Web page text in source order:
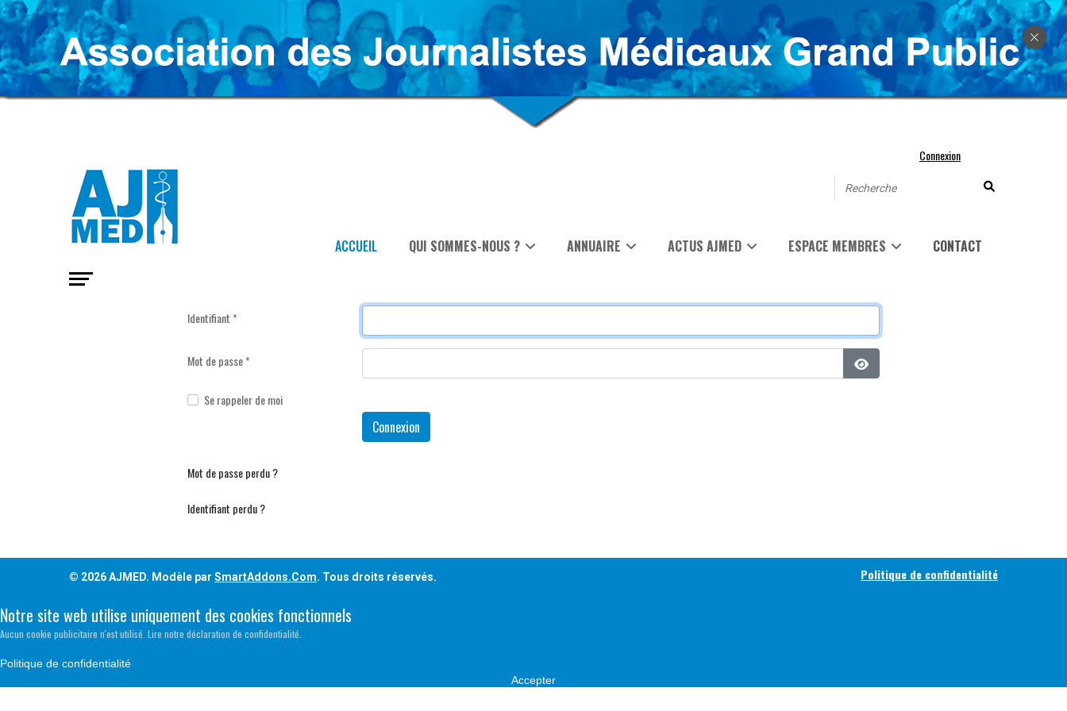
Connexion
ACCUEIL QUI SOMMES-NOUS ? ANNUAIRE ACTUS AJMED ESPACE MEMBRES CONTACT
Identifiant*
Mot de passe*
Afficher le mot de passe
Se rappeler de moi
Connexion
Mot de passe perdu ?
Identifiant perdu ?
© 2026 AJMED. Modèle par SmartAddons.Com. Tous droits réservés. Politique de confidentialité
Notre site web utilise uniquement des cookies fonctionnels
Aucun cookie publicitaire n'est utilisé. Lire notre déclaration de confidentialité.
Politique de confidentialité
Accepter